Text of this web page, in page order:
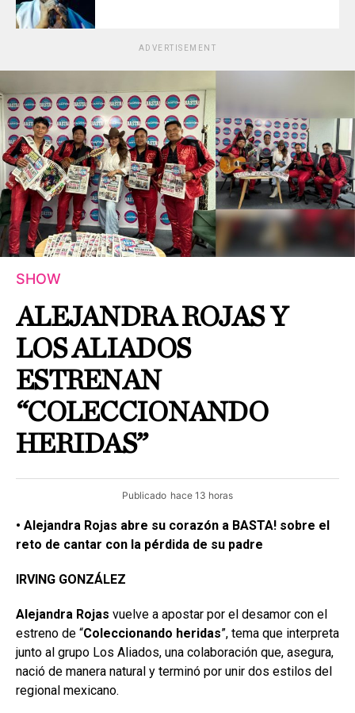
ADVERTISEMENT
SHOW
ALEJANDRA ROJAS Y
LOS ALIADOS
ESTRENAN
“COLECCIONANDO
HERIDAS”
Publicado hace 13 horas
• Alejandra Rojas abre su corazón a BASTA! sobre el
reto de cantar con la pérdida de su padre
IRVING GONZÁLEZ
Alejandra Rojas vuelve a apostar por el desamor con el
estreno de “Coleccionando heridas”, tema que interpreta
junto al grupo Los Aliados, una colaboración que, asegura,
nació de manera natural y terminó por unir dos estilos del
regional mexicano.